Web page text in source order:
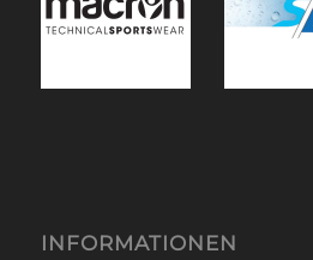
INFORMATIONEN